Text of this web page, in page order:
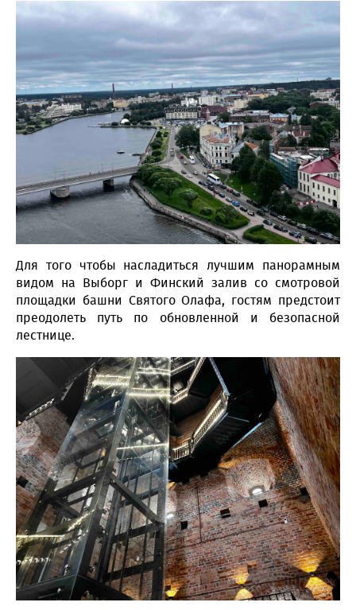
Для того чтобы насладиться лучшим панорамным
видом на Выборг и Финский залив со смотровой
площадки башни Святого Олафа, гостям предстоит
преодолеть путь по обновленной и безопасной
лестнице.